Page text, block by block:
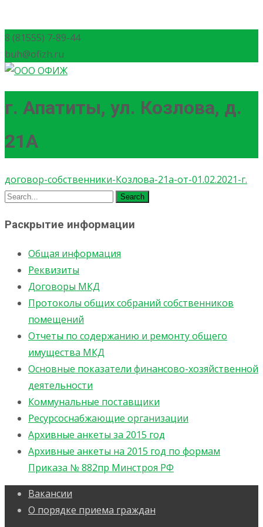
8 (81555) 7-89-44
buh@ofizh.ru
г. Апатиты, ул. Козлова, д.
21А
договор-собственники-Козлова-21а-от-01.02.2021-г.
Search
Раскрытие информации
Общая информация
Реквизиты
Договоры МКД
Протоколы общих собраний собственников
помещений
Отчеты по содержанию и ремонту общего
имущества МКД
Основные показатели финансово-хозяйственной
деятельности
Коммунальные поставщики
Ресурсоснабжающие организации
Архивные анкеты за 2015 год
Архивные анкеты на 2015 год по формам
Приказа № 882пр Минстроя РФ
Вакансии
О порядке приема граждан